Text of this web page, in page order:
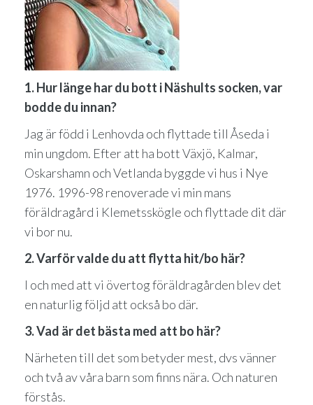
1. Hur länge har du bott i Näshults socken, var
bodde du innan?
Jag är född i Lenhovda och flyttade till Åseda i
min ungdom. Efter att ha bott Växjö, Kalmar,
Oskarshamn och Vetlanda byggde vi hus i Nye
1976. 1996-98 renoverade vi min mans
föräldragård i Klemetsskögle och flyttade dit där
vi bor nu.
2. Varför valde du att flytta hit/bo här?
I och med att vi övertog föräldragården blev det
en naturlig följd att också bo där.
3. Vad är det bästa med att bo här?
Närheten till det som betyder mest, dvs vänner
och två av våra barn som finns nära. Och naturen
förstås.